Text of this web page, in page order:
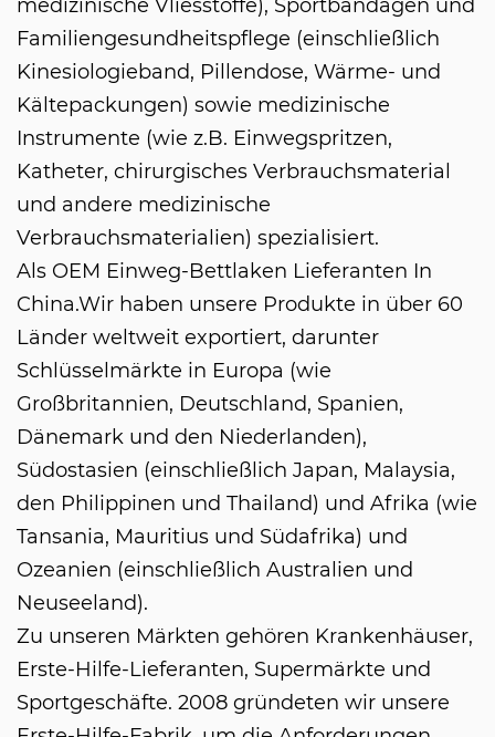
medizinische Vliesstoffe), Sportbandagen und
Familiengesundheitspflege (einschließlich
Kinesiologieband, Pillendose, Wärme- und
Kältepackungen) sowie medizinische
Instrumente (wie z.B. Einwegspritzen,
Katheter, chirurgisches Verbrauchsmaterial
und andere medizinische
Verbrauchsmaterialien) spezialisiert.
Als OEM Einweg-Bettlaken Lieferanten In
China.Wir haben unsere Produkte in über 60
Länder weltweit exportiert, darunter
Schlüsselmärkte in Europa (wie
Großbritannien, Deutschland, Spanien,
Dänemark und den Niederlanden),
Südostasien (einschließlich Japan, Malaysia,
den Philippinen und Thailand) und Afrika (wie
Tansania, Mauritius und Südafrika) und
Ozeanien (einschließlich Australien und
Neuseeland).
Zu unseren Märkten gehören Krankenhäuser,
Erste-Hilfe-Lieferanten, Supermärkte und
Sportgeschäfte. 2008 gründeten wir unsere